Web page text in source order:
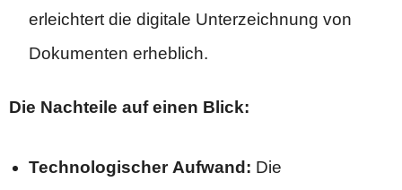
erleichtert die digitale Unterzeichnung von
Dokumenten erheblich.
Die Nachteile auf einen Blick:
Technologischer Aufwand: Die